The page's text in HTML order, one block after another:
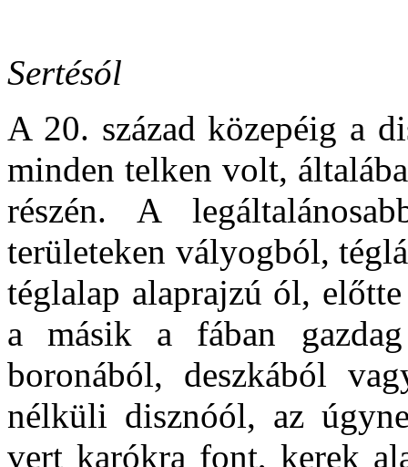
Sertésól
A 20. század közepéig a
minden telken volt,
részén. A
területeken vályogból,
téglalap alaprajzú ól,
a másik a fában
boronából, deszkából
nélküli disznóól, az
vert karókra font, kerek